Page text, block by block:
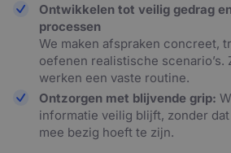
Ontwikkelen tot veilig gedrag
processen
We maken afspraken concreet,
oefenen realistische scenario’s.
werken een vaste routine.
Ontzorgen met blijvende grip:
informatie veilig blijft, zonder
mee bezig hoeft te zijn.